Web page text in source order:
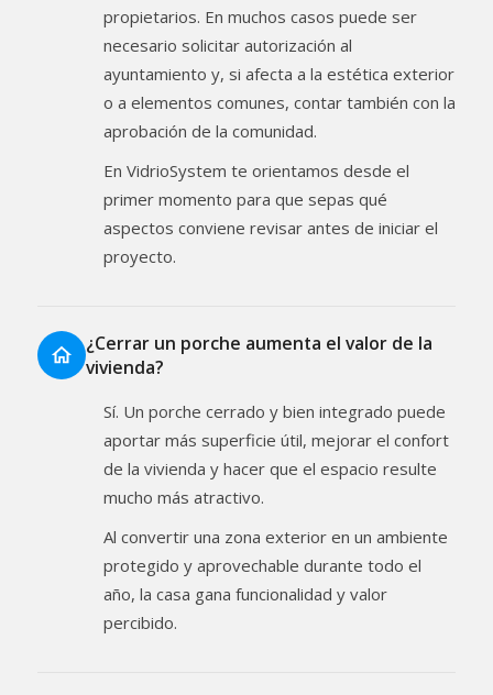
propietarios. En muchos casos puede ser
necesario solicitar autorización al
ayuntamiento y, si afecta a la estética exterior
o a elementos comunes, contar también con la
aprobación de la comunidad.
En VidrioSystem te orientamos desde el
primer momento para que sepas qué
aspectos conviene revisar antes de iniciar el
proyecto.
¿Cerrar un porche aumenta el valor de la
vivienda?
Sí. Un porche cerrado y bien integrado puede
aportar más superficie útil, mejorar el confort
de la vivienda y hacer que el espacio resulte
mucho más atractivo.
Al convertir una zona exterior en un ambiente
protegido y aprovechable durante todo el
año, la casa gana funcionalidad y valor
percibido.